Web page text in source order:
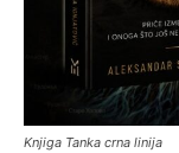
Knjiga Tanka crna linija